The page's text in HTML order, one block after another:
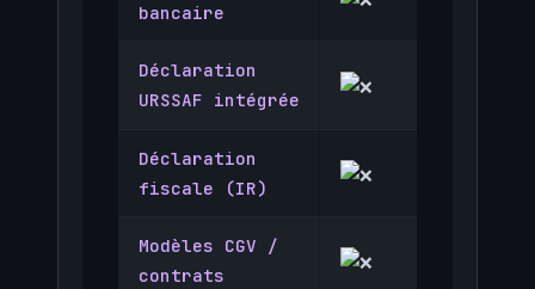
bancaire
Déclaration
URSSAF intégrée
Déclaration
fiscale (IR)
Modèles CGV /
contrats